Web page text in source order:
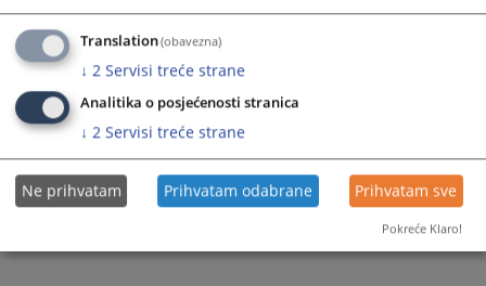
Translation(obavezna)
↓ 2 Servisi treće strane
Analitika o posjećenosti stranica
↓ 2 Servisi treće strane
Ne prihvatam Prihvatam odabrane Prihvatam sve
Pokreće Klaro!